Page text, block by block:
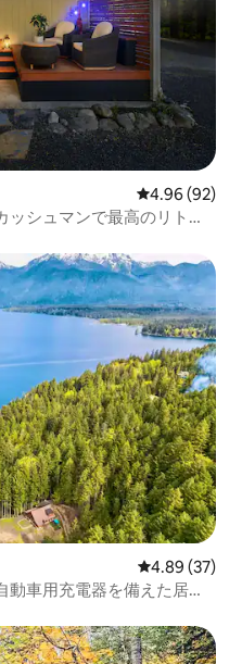
レビュー92
4.96 (92)
シュマンで最高のリトリ
レビュー37
4.89 (37)
車用充電器を備えた居心